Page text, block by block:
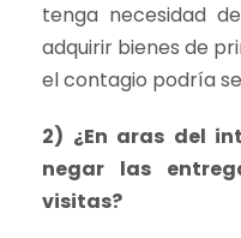
tenga necesidad
adquirir bienes de
el contagio podría
2) ¿En aras del
negar las
visitas?